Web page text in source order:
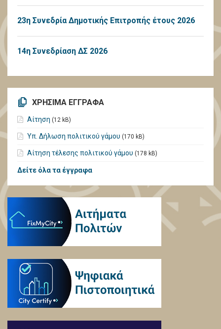
23η Συνεδρία Δημοτικής Επιτροπής έτους 2026
14η Συνεδρίαση ΔΣ 2026
ΧΡΗΣΙΜΑ ΕΓΓΡΑΦΑ
Αίτηση (12 kB)
Υπ. Δήλωση πολιτικού γάμου (170 kB)
Αίτηση τέλεσης πολιτικού γάμου (178 kB)
Δείτε όλα τα έγγραφα